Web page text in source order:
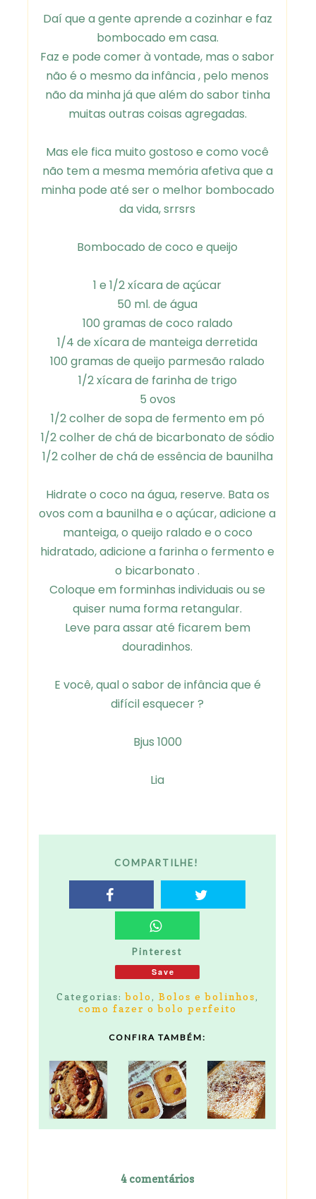
Daí que a gente aprende a cozinhar e faz
bombocado em casa.
Faz e pode comer à vontade, mas o sabor
não é o mesmo da infância , pelo menos
não da minha já que além do sabor tinha
muitas outras coisas agregadas.
Mas ele fica muito gostoso e como você
não tem a mesma memória afetiva que a
minha pode até ser o melhor bombocado
da vida, srrsrs
Bombocado de coco e queijo
1 e 1/2 xícara de açúcar
50 ml. de água
100 gramas de coco ralado
1/4 de xícara de manteiga derretida
100 gramas de queijo parmesão ralado
1/2 xícara de farinha de trigo
5 ovos
1/2 colher de sopa de fermento em pó
1/2 colher de chá de bicarbonato de sódio
1/2 colher de chá de essência de baunilha
Hidrate o coco na água, reserve. Bata os
ovos com a baunilha e o açúcar, adicione a
manteiga, o queijo ralado e o coco
hidratado, adicione a farinha o fermento e
o bicarbonato .
Coloque em forminhas individuais ou se
quiser numa forma retangular.
Leve para assar até ficarem bem
douradinhos.
E você, qual o sabor de infância que é
difícil esquecer ?
Bjus 1000
Lia
COMPARTILHE!
Pinterest
Save
Categorias:bolo , Bolos e bolinhos,
como fazer o bolo perfeito
CONFIRA TAMBÉM:
4 comentários